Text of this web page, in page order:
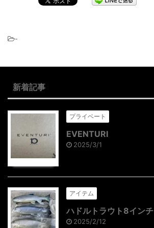
-
新着記事
プライベート
EVENTURI
2025/3/1
アイテム
ハドルトラウト8インチ
2025/2/12